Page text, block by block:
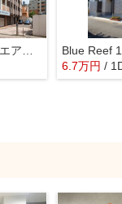
エムティースクエア吉塚駅前
Blue Reef
6.7万円 /